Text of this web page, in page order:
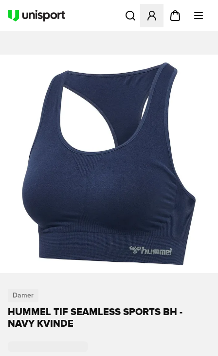
Åbner en Modal til at
Damer
HUMMEL TIF SEAMLESS SPORTS BH -
NAVY KVINDE